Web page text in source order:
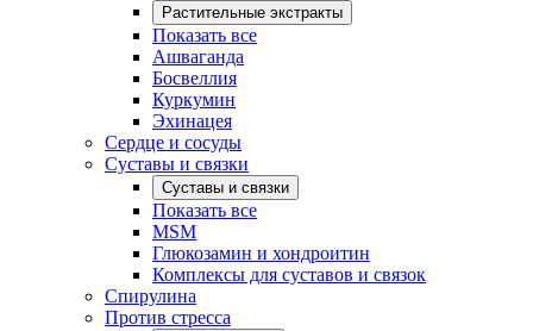
Растительные экстракты
Показать все
Ашваганда
Босвеллия
Куркумин
Эхинацея
Сердце и сосуды
Суставы и связки
Суставы и связки
Показать все
MSM
Глюкозамин и хондроитин
Комплексы для суставов и связок
Спирулина
Против стресса